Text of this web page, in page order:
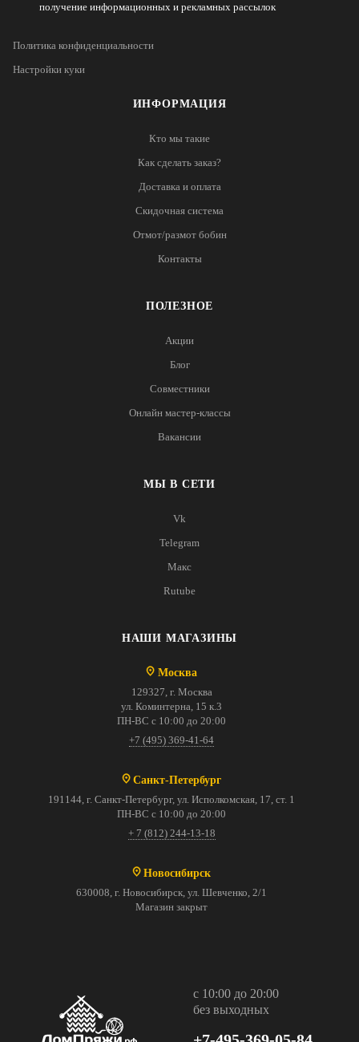
ИНФОРМАЦИЯ
Кто мы такие
Как сделать заказ?
Доставка и оплата
Скидочная система
Отмот/размот бобин
Контакты
ПОЛЕЗНОЕ
Акции
Блог
Совместники
Онлайн мастер-классы
Вакансии
МЫ В СЕТИ
Vk
Telegram
Макс
Rutube
НАШИ МАГАЗИНЫ
Москва
129327, г. Москва
ул. Коминтерна, 15 к.3
ПН-ВС с 10:00 до 20:00
+7 (495) 369-41-64
Санкт-Петербург
191144, г. Санкт-Петербург, ул. Исполкомская, 17, ст. 1
ПН-ВС с 10:00 до 20:00
+ 7 (812) 244-13-18
Новосибирск
630008, г. Новосибирск, ул. Шевченко, 2/1
Магазин закрыт
с 10:00 до 20:00
без выходных
получение информационных и рекламных рассылок
Политика конфиденциальности
Настройки куки